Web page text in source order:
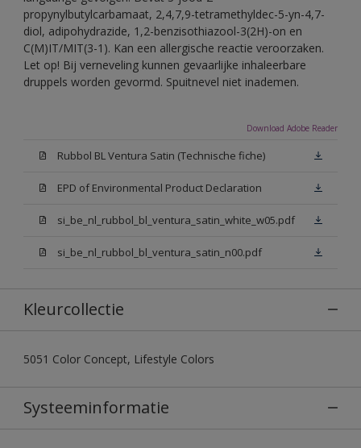
propynylbutylcarbamaat, 2,4,7,9-tetramethyldec-5-yn-4,7-
diol, adipohydrazide, 1,2-benzisothiazool-3(2H)-on en
C(M)IT/MIT(3-1). Kan een allergische reactie veroorzaken.
Let op! Bij verneveling kunnen gevaarlijke inhaleerbare
druppels worden gevormd. Spuitnevel niet inademen.
Download Adobe Reader
Rubbol BL Ventura Satin (Technische fiche)
EPD of Environmental Product Declaration
si_be_nl_rubbol_bl_ventura_satin_white_w05.pdf
si_be_nl_rubbol_bl_ventura_satin_n00.pdf
Kleurcollectie
5051 Color Concept, Lifestyle Colors
Systeeminformatie